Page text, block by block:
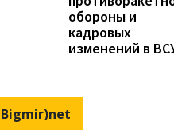
обороны и
кадровых
изменений в